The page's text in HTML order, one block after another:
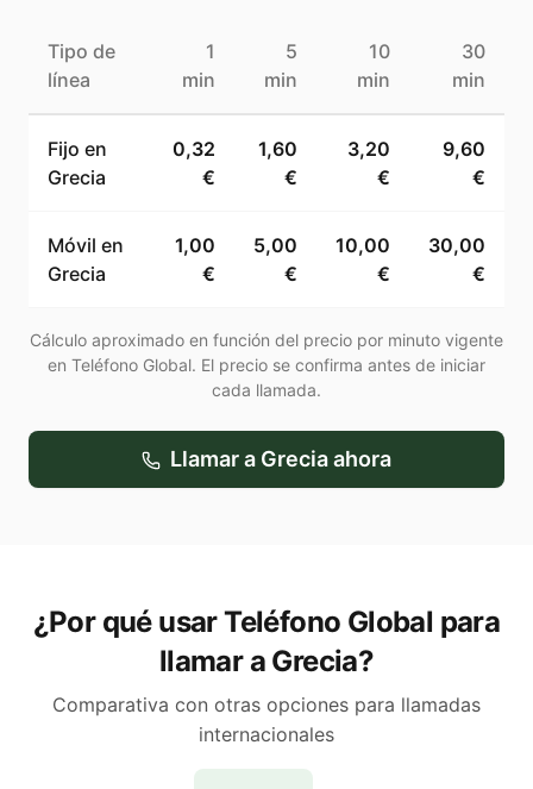
Tipo de
línea
1
min
5
min
10
min
30
min
Fijo en
Grecia
0,32
€
1,60
€
3,20
€
9,60
€
Móvil en
Grecia
1,00
€
5,00
€
10,00
€
30,00
€
Cálculo aproximado en función del precio por minuto vigente
en Teléfono Global. El precio se confirma antes de iniciar
cada llamada.
Llamar a Greciaahora
¿Por qué usar Teléfono Global para
llamar a Grecia?
Comparativa con otras opciones para llamadas
internacionales